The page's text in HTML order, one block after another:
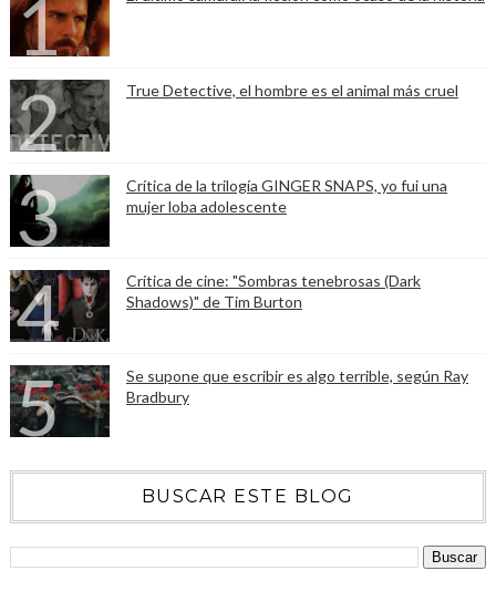
True Detective, el hombre es el animal más cruel
Crítica de la trilogía GINGER SNAPS, yo fui una
mujer loba adolescente
Crítica de cine: "Sombras tenebrosas (Dark
Shadows)" de Tim Burton
Se supone que escribir es algo terrible, según Ray
Bradbury
BUSCAR ESTE BLOG